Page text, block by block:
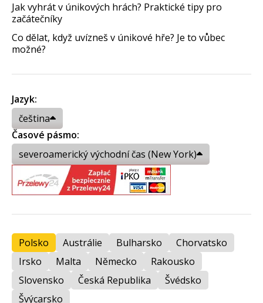
Jak vyhrát v únikových hrách? Praktické tipy pro
začátečníky
Co dělat, když uvízneš v únikové hře? Je to vůbec
možné?
Jazyk:
čeština
Časové pásmo:
severoamerický východní čas (New York)
Polsko Austrálie Bulharsko
Chorvatsko
Irsko
Malta Německo
Rakousko
Slovensko
Česká Republika
Švédsko
Švýcarsko